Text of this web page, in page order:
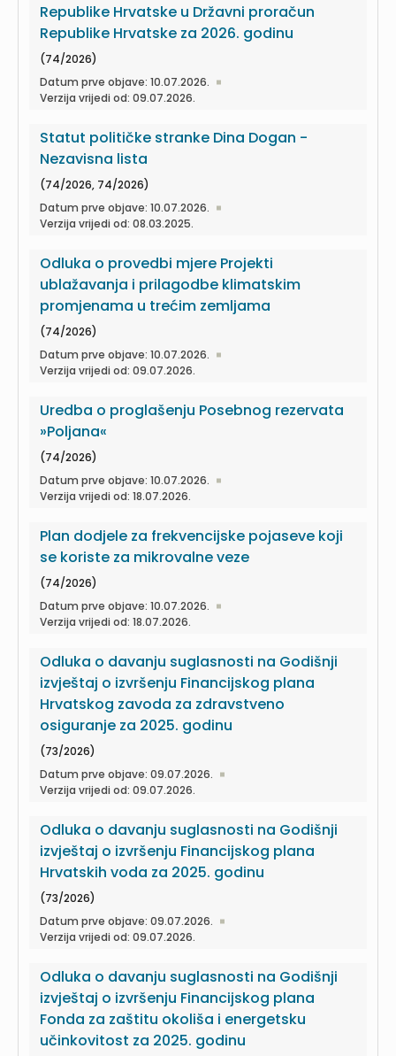
Republike Hrvatske u Državni proračun
Republike Hrvatske za 2026. godinu
(74/2026)
Datum prve objave: 10.07.2026.
Verzija vrijedi od: 09.07.2026.
Statut političke stranke Dina Dogan -
Nezavisna lista
(74/2026, 74/2026)
Datum prve objave: 10.07.2026.
Verzija vrijedi od: 08.03.2025.
Odluka o provedbi mjere Projekti
ublažavanja i prilagodbe klimatskim
promjenama u trećim zemljama
(74/2026)
Datum prve objave: 10.07.2026.
Verzija vrijedi od: 09.07.2026.
Uredba o proglašenju Posebnog rezervata
»Poljana«
(74/2026)
Datum prve objave: 10.07.2026.
Verzija vrijedi od: 18.07.2026.
Plan dodjele za frekvencijske pojaseve koji
se koriste za mikrovalne veze
(74/2026)
Datum prve objave: 10.07.2026.
Verzija vrijedi od: 18.07.2026.
Odluka o davanju suglasnosti na Godišnji
izvještaj o izvršenju Financijskog plana
Hrvatskog zavoda za zdravstveno
osiguranje za 2025. godinu
(73/2026)
Datum prve objave: 09.07.2026.
Verzija vrijedi od: 09.07.2026.
Odluka o davanju suglasnosti na Godišnji
izvještaj o izvršenju Financijskog plana
Hrvatskih voda za 2025. godinu
(73/2026)
Datum prve objave: 09.07.2026.
Verzija vrijedi od: 09.07.2026.
Odluka o davanju suglasnosti na Godišnji
izvještaj o izvršenju Financijskog plana
Fonda za zaštitu okoliša i energetsku
učinkovitost za 2025. godinu